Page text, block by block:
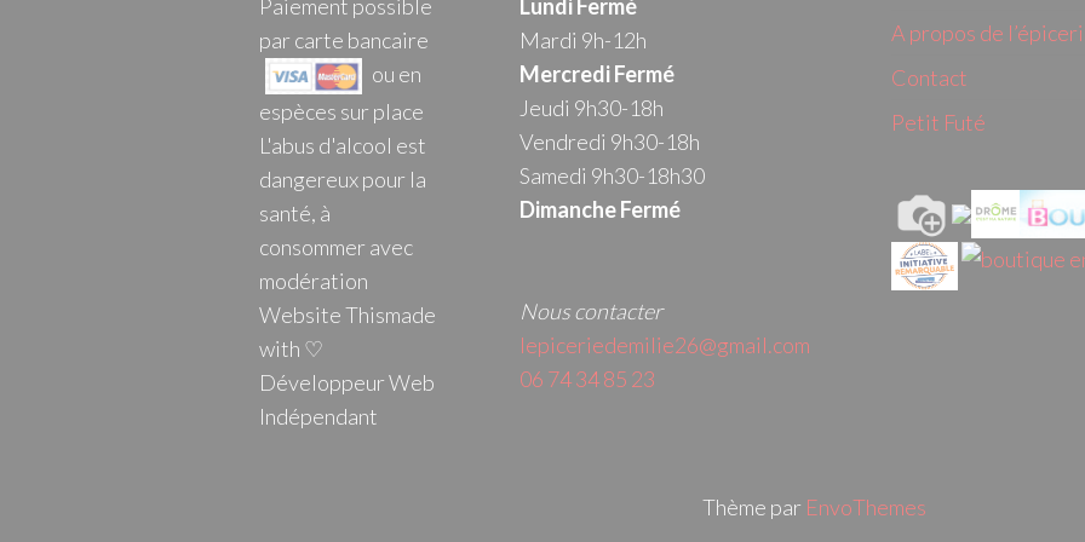
Paiement possible
par carte bancaire
ou en
espèces sur place
L'abus d'alcool est
dangereux pour la
santé, à
consommer avec
modération
Website Thismade
with ♡
Développeur Web
Indépendant
Lundi Fermé
Mardi 9h-12h
MercrediFermé
Jeudi 9h30-18h
Vendredi 9h30-18h
Samedi 9h30-18h30
Dimanche Fermé
Nous contacter
lepiceriedemilie26@gmail.com
06 74 34 85 23
A propos de
Contact
Petit Futé
Thème par EnvoThemes